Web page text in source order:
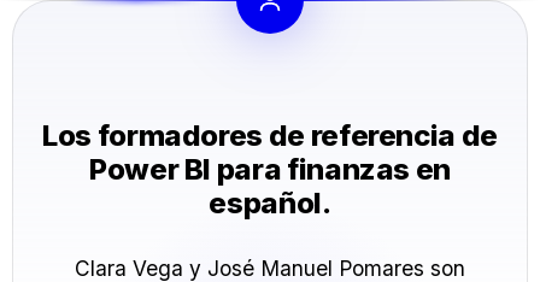
Los formadores de referencia de
Power BI para finanzas en
español.
Clara Vega y José Manuel Pomares son